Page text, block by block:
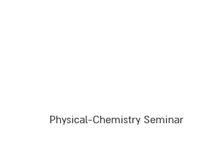
Physical-Chemistry Seminar